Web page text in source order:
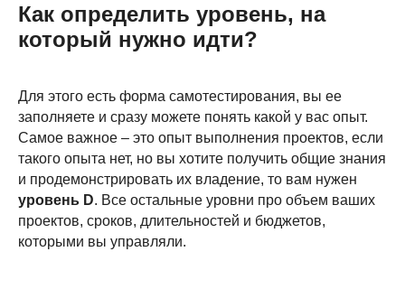
Как определить уровень, на
который нужно идти?
Для этого есть форма самотестирования, вы ее
заполняете и сразу можете понять какой у вас опыт.
Самое важное – это опыт выполнения проектов, если
такого опыта нет, но вы хотите получить общие знания
и продемонстрировать их владение, то вам нужен
уровень D. Все остальные уровни про объем ваших
проектов, сроков, длительностей и бюджетов,
которыми вы управляли.